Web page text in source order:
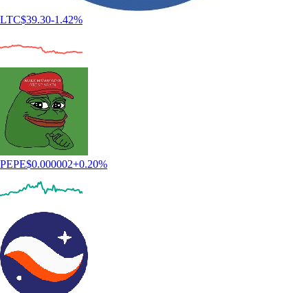
LTC$39.30-1.42%
PEPE$0.000002+0.20%